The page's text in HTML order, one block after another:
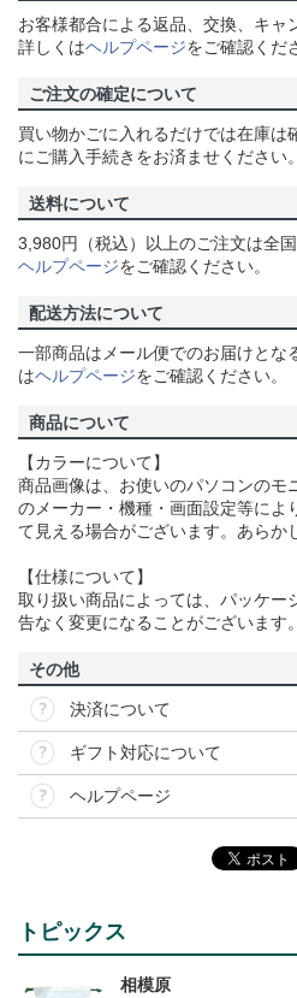
お客様都合による返品、交換、キャ
詳しくはヘルプページをご確認くだ
ご注文の確定について
買い物かごに入れるだけでは在庫は
にご購入手続きをお済ませください。
送料について
3,980円（税込）以上のご注文は全
ヘルプページをご確認ください。
配送方法について
一部商品はメール便でのお届けとな
はヘルプページをご確認ください。
商品について
【カラーについて】
商品画像は、お使いのパソコンのモ
のメーカー・機種・画面設定等によ
て見える場合がございます。あらか
【仕様について】
取り扱い商品によっては、パッケー
告なく変更になることがございます。
その他
決済について
ギフト対応について
ヘルプページ
トピックス
相模原